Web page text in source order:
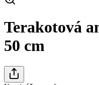
Terakotová
50 cm